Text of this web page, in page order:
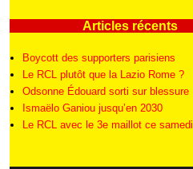
Articles récents
Boycott des supporters parisiens
Le RCL plutôt que la Lazio Rome ?
Odsonne Édouard sorti sur blessure
Ismaëlo Ganiou jusqu’en 2030
Le RCL avec le 3e maillot ce samedi